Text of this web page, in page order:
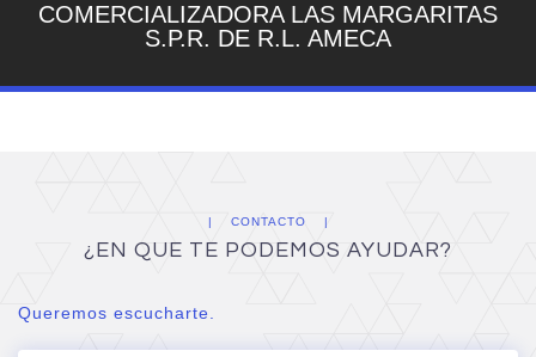
COMERCIALIZADORA LAS MARGARITAS
S.P.R. DE R.L. AMECA
CONTACTO
¿EN QUE TE PODEMOS AYUDAR?
Queremos escucharte.